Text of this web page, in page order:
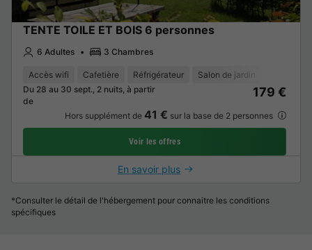
TENTE TOILE ET BOIS 6 personnes
6 Adultes 3 Chambres
Accès wifi Cafetière Réfrigérateur
Salon de jardin
Du 28 au 30 sept., 2 nuits, à partir
de
179 €
Hors supplément de 41 € sur la base de 2 personnes
Voir les offres
En savoir plus
*Consulter le détail de l'hébergement pour connaitre les conditions
spécifiques